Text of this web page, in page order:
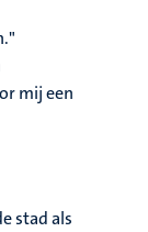
mij een
stad als